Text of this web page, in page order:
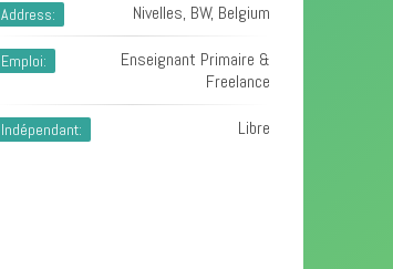
Address: Nivelles, BW, Belgium
Emploi:
Enseignant Primaire &
Freelance
Indépendant: Libre